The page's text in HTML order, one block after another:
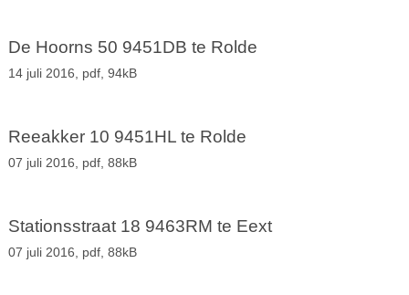
De Hoorns 50 9451DB te Rolde
14 juli 2016, pdf, 94kB
Reeakker 10 9451HL te Rolde
07 juli 2016, pdf, 88kB
Stationsstraat 18 9463RM te Eext
07 juli 2016, pdf, 88kB